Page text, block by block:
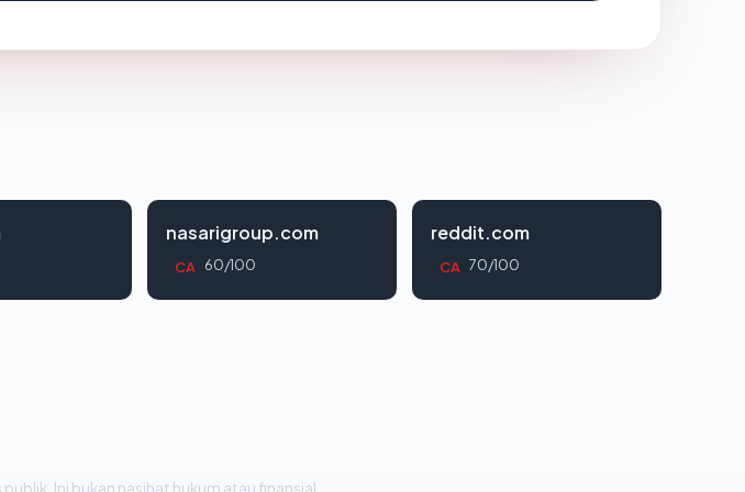
nasarigroup.com
CA 60/100
reddit.com
CA 70/100
Ini bukan nasihat hukum atau finansial.